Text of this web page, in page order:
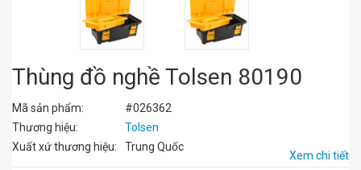
Thùng đồ nghề Tolsen 80190
Mã sản phẩm:
#026362
Thương hiệu:
Tolsen
Xuất xứ thương hiệu:
Trung Quốc
Xem chi tiết